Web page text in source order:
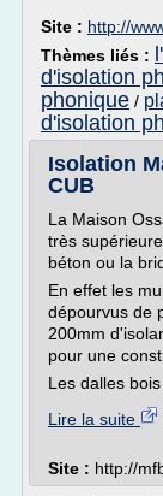
Site : http://
Thèmes liés :
d'isolation
phonique /
d'isolation
Isolation
CUB
La Maison
très
béton ou la
En effet les
dépourvus de
200mm
pour une
Les dalles
Lire la suite
Site : http://